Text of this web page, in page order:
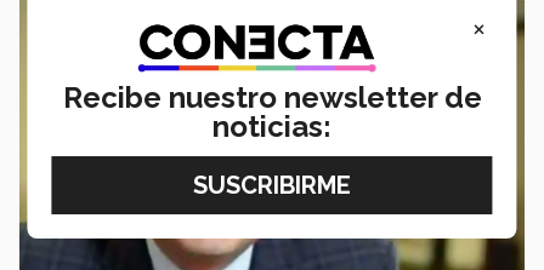
×
Recibe nuestro newsletter de
noticias: